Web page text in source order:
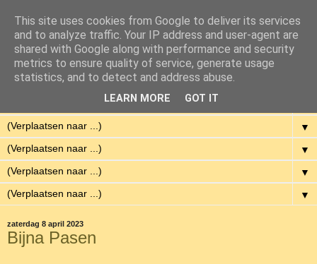
Eenvoudig Gelukkig
Met weinig middelen een hoge kwaliteit van leven hebben.
▼
▼
▼
▼
zaterdag 8 april 2023
Bijna Pasen
This site uses cookies from Google to deliver its services
and to analyze traffic. Your IP address and user-agent are
shared with Google along with performance and security
metrics to ensure quality of service, generate usage
statistics, and to detect and address abuse.
LEARN MORE GOT IT